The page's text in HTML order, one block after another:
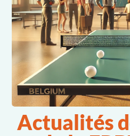
Actualités